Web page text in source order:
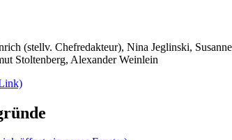
(stellv. Chefredakteur), Nina Jeglinski,
Stoltenberg, Alexander Weinlein